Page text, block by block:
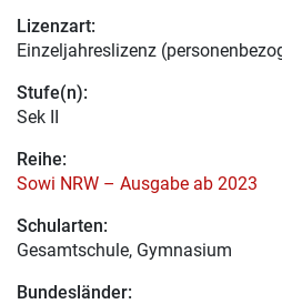
Lizenzart:
Einzeljahreslizenz
Stufe(n):
Sek II
Reihe:
Sowi NRW – Ausgabe ab 2023
Schularten:
Gesamtschule, Gymnasium
Bundesländer: